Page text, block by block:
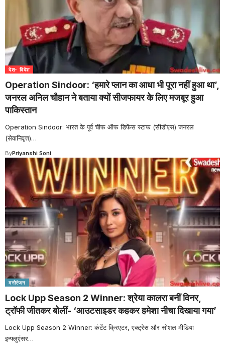
देश- विदेश
Operation Sindoor: ‘हमारे प्लान का आधा भी पूरा नहीं हुआ था’,
जनरल अनिल चौहान ने बताया क्यों सीजफायर के लिए मजबूर हुआ
पाकिस्तान
Operation Sindoor: भारत के पूर्व चीफ ऑफ डिफेंस स्टाफ (सीडीएस) जनरल
(सेवानिवृत्त)…
ByPriyanshi Soni
मनोरंजन
Lock Upp Season 2 Winner: श्रेया कालरा बनीं विनर,
ट्रॉफी जीतकर बोलीं- ‘आउटसाइडर कहकर हमेशा नीचा दिखाया गया’
Lock Upp Season 2 Winner: कंटेंट क्रिएटर, एक्ट्रेस और सोशल मीडिया
इन्फ्लुएंसर…